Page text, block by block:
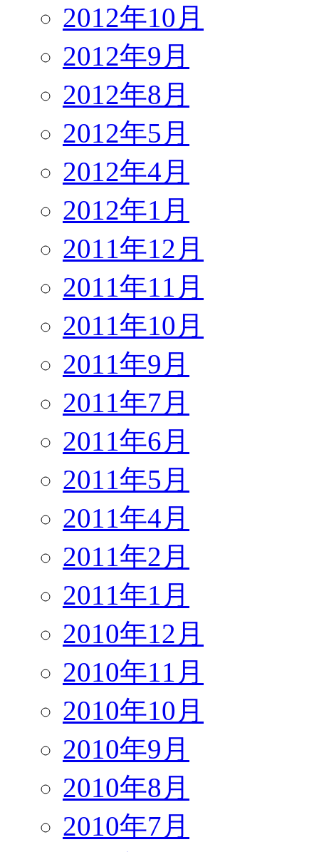
2012年10月
2012年9月
2012年8月
2012年5月
2012年4月
2012年1月
2011年12月
2011年11月
2011年10月
2011年9月
2011年7月
2011年6月
2011年5月
2011年4月
2011年2月
2011年1月
2010年12月
2010年11月
2010年10月
2010年9月
2010年8月
2010年7月